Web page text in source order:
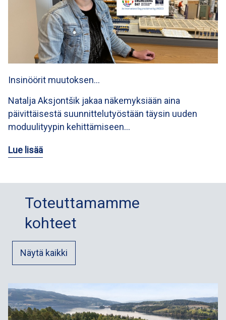
Insinöörit muutoksen…
Natalja Aksjontšik jakaa näkemyksiään aina
päivittäisestä suunnittelutyöstään täysin uuden
moduulityypin kehittämiseen…
Lue lisää
Toteuttamamme
kohteet
Näytä kaikki